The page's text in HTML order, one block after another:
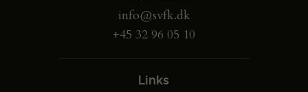
info@svfk.dk
+45 32 96 05 10
Links